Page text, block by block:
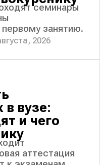
семинары
первому занятию.
2026
в вузе:
и чего
аттестация